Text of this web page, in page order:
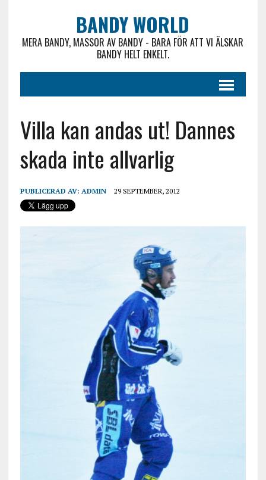
BANDY WORLD
MERA BANDY, MASSOR AV BANDY - BARA FÖR ATT VI ÄLSKAR
BANDY HELT ENKELT.
Villa kan andas ut! Dannes
skada inte allvarlig
PUBLICERAD AV: ADMIN 29 SEPTEMBER, 2012